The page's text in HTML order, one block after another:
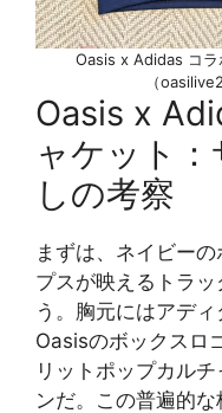
Oasis x Adidas コラ
（
Oasis x
ャケット
しの考察
まずは、ネイビー
プスが映えるトラ
う。胸元にはアデ
Oasisのボックスロ
リットポップカル
ンだ。この普遍的